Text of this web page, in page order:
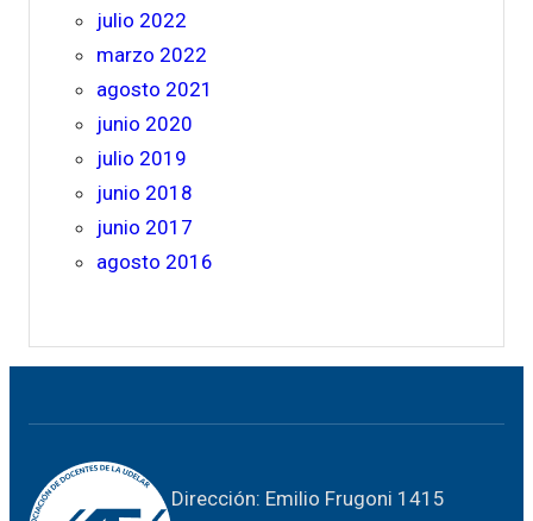
julio 2022
marzo 2022
agosto 2021
junio 2020
julio 2019
junio 2018
junio 2017
agosto 2016
Dirección: Emilio Frugoni 1415